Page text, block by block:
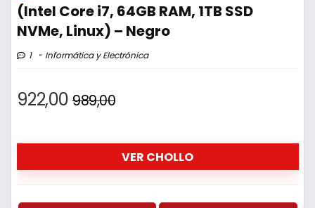
(Intel Core i7, 64GB RAM, 1TB SSD
NVMe, Linux) – Negro
1 Informática y Electrónica
922,00 989,00
VER CHOLLO